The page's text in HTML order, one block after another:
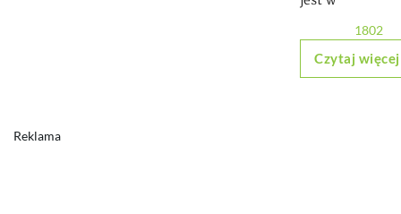
1802
Czytaj więcej
Reklama